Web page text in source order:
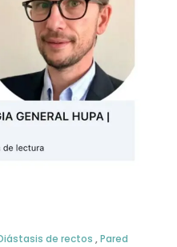
de rectos ,Pared